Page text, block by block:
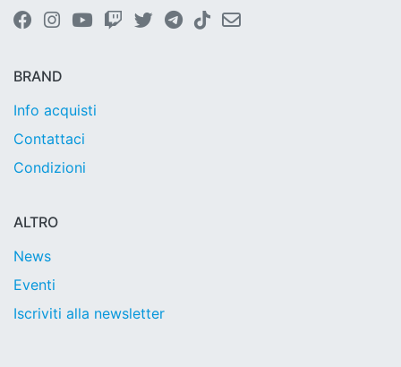
BRAND
Info acquisti
Contattaci
Condizioni
ALTRO
News
Eventi
Iscriviti alla newsletter